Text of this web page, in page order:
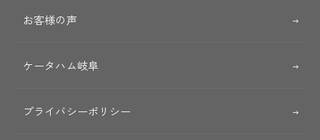
お客様の声
ケータハム岐阜
プライバシーポリシー